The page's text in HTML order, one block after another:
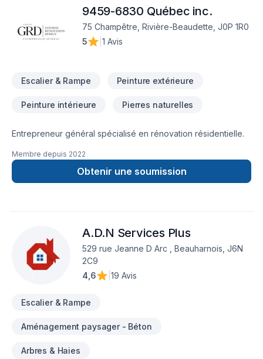
9459-6830 Québec inc.
75 Champêtre, Rivière-Beaudette, J0P 1R0
5
1 Avis
Escalier & Rampe Peinture extérieure
Peinture intérieure Pierres naturelles
Entrepreneur général spécialisé en rénovation résidentielle.
Membre depuis 2022
Obtenir une soumission
A.D.N Services Plus
529 rue Jeanne D Arc , Beauharnois, J6N
2C9
4,6
19 Avis
Escalier & Rampe
Aménagement paysager - Béton
Arbres & Haies